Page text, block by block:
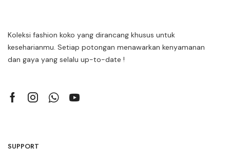
Koleksi fashion koko yang dirancang khusus untuk
keseharianmu. Setiap potongan menawarkan kenyamanan
dan gaya yang selalu up-to-date !
SUPPORT